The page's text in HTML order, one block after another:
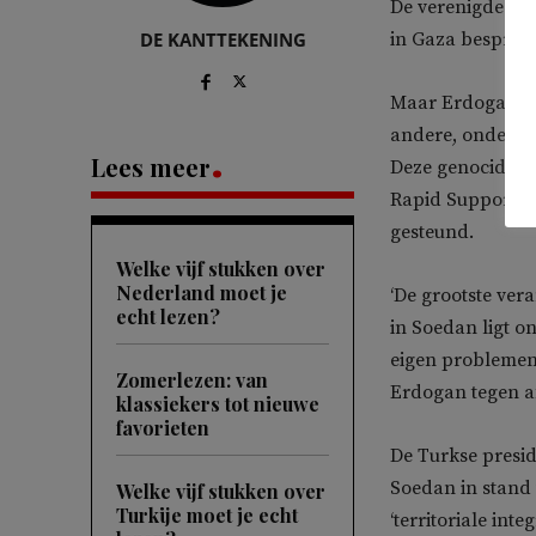
DE KANTTEKENING
Lees meer
Welke vijf stukken over
Nederland moet je
echt lezen?
Zomerlezen: van
klassiekers tot nieuwe
favorieten
Welke vijf stukken over
Turkije moet je echt
De verenigde
in Gaza
Maar Erdogan
andere,
Deze genocide
Rapid Support
gesteund.
‘De grootste
in Soedan ligt
eigen
Erdogan tegen
De Turkse
Soedan in
‘territoriale